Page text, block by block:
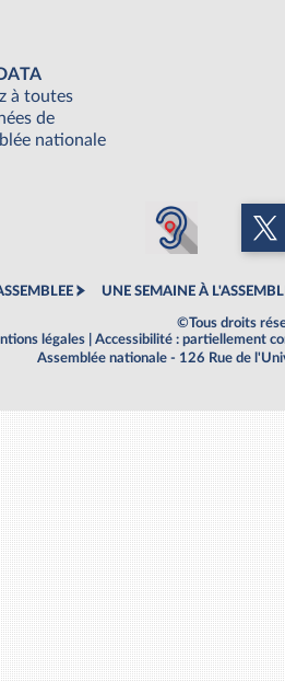
à toutes
de
nationale
UNE SEMAINE À
©Tous droits
légales
Accessibilité : partiellement
Assemblée nationale - 126 Rue de